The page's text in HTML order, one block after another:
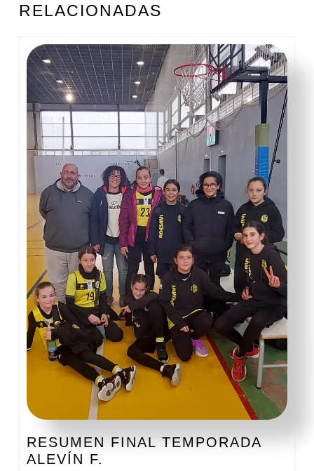
anterior:
entrada:
RELACIONADAS
RESUMEN FINAL TEMPORADA
ALEVÍN F.